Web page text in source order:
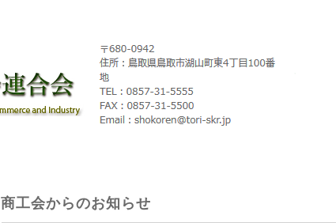
商工会からのお知らせ